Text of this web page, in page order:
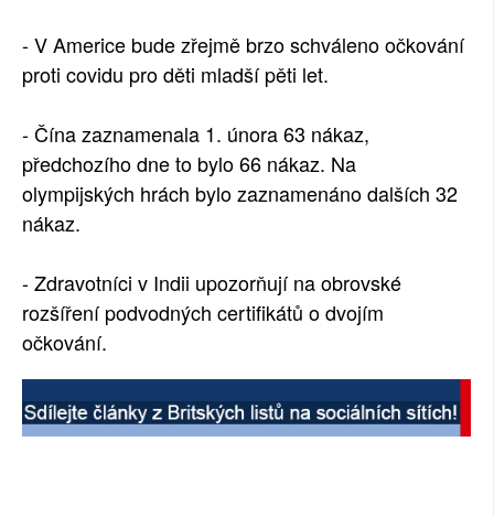
- V Americe bude zřejmě brzo schváleno očkování
proti covidu pro děti mladší pěti let.
- Čína zaznamenala 1. února 63 nákaz,
předchozího dne to bylo 66 nákaz. Na
olympijských hrách bylo zaznamenáno dalších 32
nákaz.
- Zdravotníci v Indii upozorňují na obrovské
rozšíření podvodných certifikátů o dvojím
očkování.